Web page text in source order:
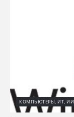
КОМПЬЮТЕРЫ, ИТ, ИИ